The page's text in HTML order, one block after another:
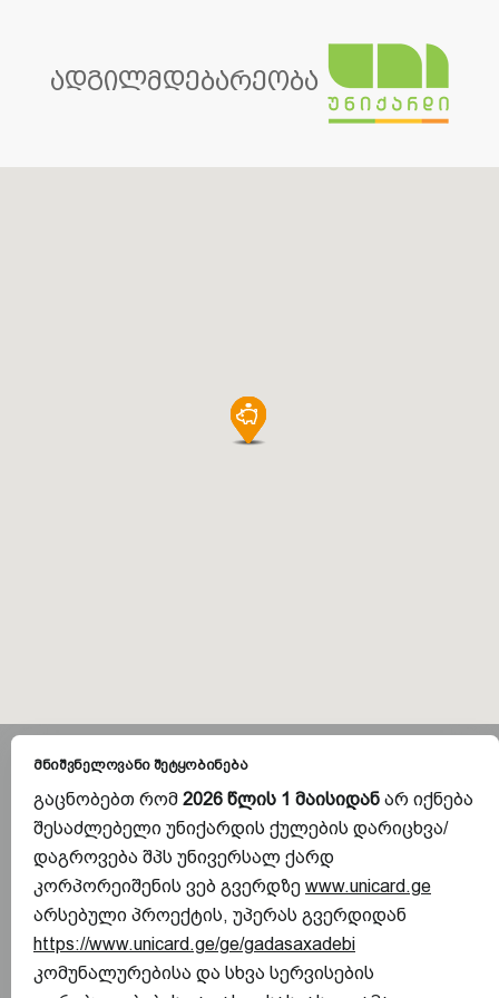
ადგილმდებარეობა
მნიშვნელოვანი შეტყობინება
გაცნობებთ რომ 2026 წლის 1 მაისიდან არ იქნება
შესაძლებელი უნიქარდის ქულების დარიცხვა/
დაგროვება შპს უნივერსალ ქარდ
კორპორეიშენის ვებ გვერდზე www.unicard.ge
არსებული პროექტის, უპერას გვერდიდან
https://www.unicard.ge/ge/gadasaxadebi
კომუნალურებისა და სხვა სერვისების